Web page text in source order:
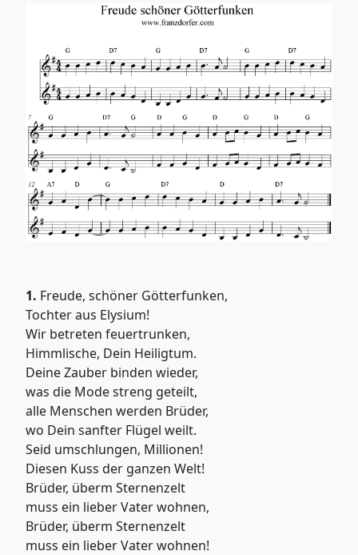
1. Freude, schöner Götterfunken,
Tochter aus Elysium!
Wir betreten feuertrunken,
Himmlische, Dein Heiligtum.
Deine Zauber binden wieder,
was die Mode streng geteilt,
alle Menschen werden Brüder,
wo Dein sanfter Flügel weilt.
Seid umschlungen, Millionen!
Diesen Kuss der ganzen Welt!
Brüder, überm Sternenzelt
muss ein lieber Vater wohnen,
Brüder, überm Sternenzelt
muss ein lieber Vater wohnen!